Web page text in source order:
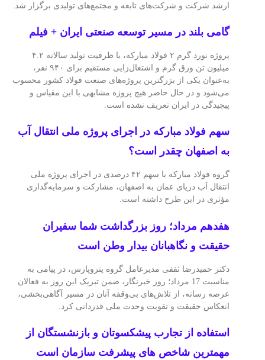
ارشد شرکت و شرکت‌های تابعه و مجتمع‌های تولیدی برگزار شد.
گامی بلند در مسیر توسعه صنعتی ایران + فیلم
پروژه نورد گرم ۲ فولاد مبارکه، با ظرفیت تولید سالانه ۴.۲
میلیون تن ورق گرم و اشتغال‌زایی مستقیم برای ۹۴۰ نفر،
به‌عنوان یکی از بزرگترین پروژه‌های صنعت فولاد کشور محسوب
می‌شود و در حال حاضر هیچ پروژه مشابهی با این مقیاس و
پیچیدگی در ایران تعریف نشده است.
سهم فولاد مبارکه در اجرای پروژه ملی انتقال آب
به اصفهان چقدر است؟
گروه فولاد مبارکه با سهم ۴۲ درصدی در اجرای پروژه ملی
انتقال آب دریای عمان به اصفهان، مشارکت و سرمایه‌گذاری
مؤثری در این طرح داشته است.
هفدهم مرداد؛ روز بزرگداشت شما سفیران
حقیقت و نگاهبانان بیدار وطن است
دکتر حمیدرضا ثقفی مدیرعامل گروه پتروپارس، در پیامی به
مناسبت 17 مرداد؛ روز خبرنگار، ضمن تبریک این روز به فعالان
عرصه رسانه، از تلاش‌های بی‌وقفه آنان در مسیر آگاهی‌بخشی،
انعکاس حقیقت و تقویت وحدت ملی قدردانی کرد.
استفاده از تجارب پیشکسوتان و بازنشستگان از
مهمترین شاخص های پیشرفت سازمان است